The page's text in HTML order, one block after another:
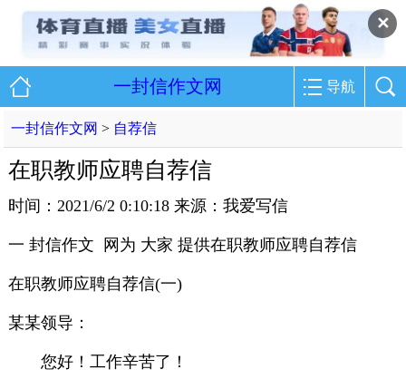
✕
一封信作文网 导航
一封信作文网 > 自荐信
在职教师应聘自荐信
时间：2021/6/2 0:10:18 来源：我爱写信
一 封信作文 网为 大家 提供在职教师应聘自荐信
在职教师应聘自荐信(一)
某某领导：
您好！工作辛苦了！